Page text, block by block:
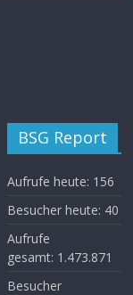
BSG Report
Aufrufe heute: 156
Besucher heute: 40
Aufrufe
gesamt: 1.473.871
Besucher